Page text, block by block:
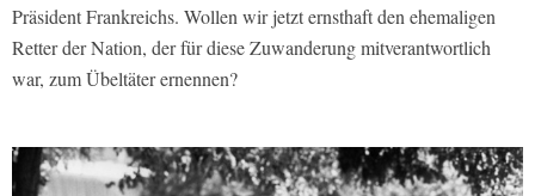
Präsident Frankreichs. Wollen wir jetzt ernsthaft den ehemaligen
Retter der Nation, der für diese Zuwanderung mitverantwortlich
war, zum Übeltäter ernennen?